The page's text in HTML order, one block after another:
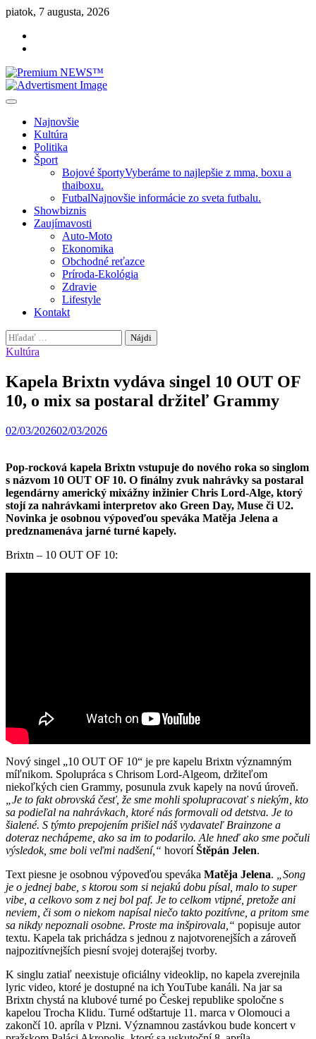
Skip
content
piatok, 7 augusta, 2026
Najnovšie
Kultúra
Politika
Šport
Bojové športyVyberáme to najlepšie z mma, boxu a
thaiboxu.
FutbalNajnovšie informácie zo sveta futbalu.
Showbiznis
Zaujímavosti
Auto-Moto
Ekonomika
Obchodné reťazce
Príroda-Ekológia
Zdravie
Lifestyle
Kontakt
Hľadať:
Kultúra
Kapela Brixtn vydáva singel 10 OUT OF
10, o mix sa postaral držiteľ Grammy
02/03/202602/03/2026
Pop-rocková kapela Brixtn vstupuje do nového roka so singlom
s názvom 10 OUT OF 10. O finálny zvuk nahrávky sa postaral
legendárny americký mixážny inžinier Chris Lord-Alge, ktorý
stojí za nahrávkami interpretov ako Green Day, Muse či U2.
Novinka je osobnou výpoveďou speváka Matěja Jelena a
predznamenáva jarné turné kapely.
Brixtn – 10 OUT OF 10:
Nový singel „10 OUT OF 10“ je pre kapelu Brixtn významným
míľnikom. Spolupráca s Chrisom Lord-Algeom, držiteľom
niekoľkých cien Grammy, posunula zvuk kapely na novú úroveň.
„Je to fakt obrovská česť, že sme mohli spolupracovať s niekým, kto
sa podieľal na nahrávkach, ktoré nás formovali od detstva. Je to
šialené. S týmto prepojením prišiel náš vydavateľ Brainzone a
doteraz nechápeme, ako sa im to podarilo. Ale hneď ako sme počuli
výsledok, sme boli veľmi nadšení,“ hovoríŠtěpán Jelen.
Text piesne je osobnou výpoveďou speváka Matěja Jelena.
„Song
je o jednej babe, s ktorou som si nejakú dobu písal, malo to super
vibe, a celkovo som z nej bol paf. Je to celkom vtipné, pretože ani
neviem, či som o niekom napísal niečo takto pozitívne, a pritom sme
sa nikdy nepoznali osobne. Proste ma inšpirovala,“ popisuje autor
textu. Kapela tak prichádza s jednou z najotvorenejších a zároveň
najpozitívnejších piesní svojej doterajšej tvorby.
K singlu zatiaľ neexistuje oficiálny videoklip, no kapela zverejnila
lyric video, ktoré je dostupné na ich YouTube kanáli. Na jar sa
Brixtn chystá na klubové turné po Českej republike spoločne s
kapelou Trocha Klidu. Turné odštartuje 11. marca v Olomouci a
zakončí 10. apríla v Plzni. Významnou zastávkou bude koncert v